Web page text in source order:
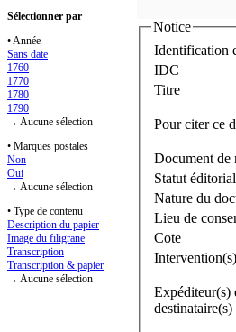
Sélectionner par
• Année
Sans date
1760
1770
1780
1790
→ Aucune sélection
• Marques postales
Non
Oui
→ Aucune sélection
• Type de contenu
Description du papier
Image du filigrane
Transcription
Transcription & papier
→ Aucune sélection
Notice
Identification
IDC
Titre
Pour citer ce
Document de
Statut éditorial
Nature du
Lieu de
Cote
Intervention(s)
Expéditeur(s)
destinataire(s)